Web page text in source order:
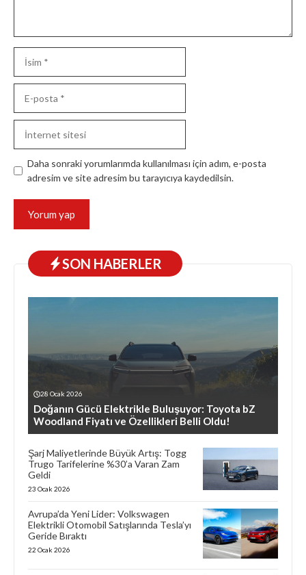
posta
sitesi
Daha sonraki yorumlarımda kullanılması için adım, e-posta
adresim ve site adresim bu tarayıcıya kaydedilsin.
SON HABERLER
28 Ocak 2026
Doğanın Gücü Elektrikle Buluşuyor: Toyota bZ
Woodland Fiyatı ve Özellikleri Belli Oldu!
Şarj Maliyetlerinde Büyük Artış: Togg
Trugo Tarifelerine %30’a Varan Zam
Geldi
23 Ocak 2026
Avrupa’da Yeni Lider: Volkswagen
Elektrikli Otomobil Satışlarında Tesla’yı
Geride Bıraktı
22 Ocak 2026